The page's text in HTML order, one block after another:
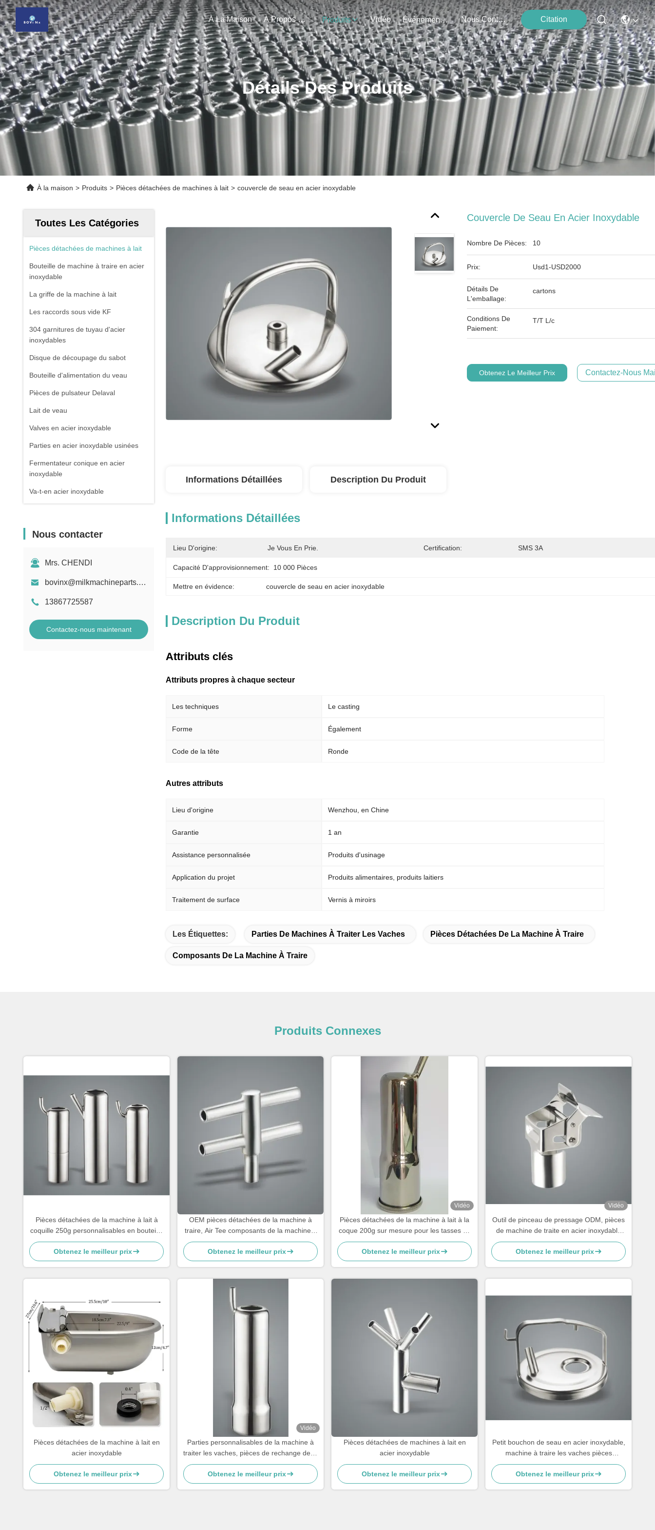
À La Maison À Propos De Nous Produits Vidéo Événements Nous Contacter Citation
Détails Des Produits
À la maison > Produits > Pièces détachées de machines à lait > couvercle de seau en acier inoxydable
Toutes Les Catégories
Pièces détachées de machines à lait
Bouteille de machine à traire en acier
inoxydable
La griffe de la machine à lait
Les raccords sous vide KF
304 garnitures de tuyau d'acier
inoxydables
Disque de découpage du sabot
Bouteille d'alimentation du veau
Pièces de pulsateur Delaval
Lait de veau
Valves en acier inoxydable
Parties en acier inoxydable usinées
Fermentateur conique en acier
inoxydable
Va-t-en acier inoxydable
Nous contacter
Mrs. CHENDI
bovinx@milkmachineparts.com
13867725587
Contactez-nous maintenant
Couvercle De Seau En Acier Inoxydable
Nombre De Pièces: 10
Prix: Usd1-USD2000
Détails De
L'emballage:
cartons
Conditions De
Paiement:
T/T L/c
Obtenez Le Meilleur Prix Contactez-Nous
Informations Détaillées Description Du Produit
Informations Détaillées
Lieu D'origine: Je Vous En Prie. Certification: SMS 3A
Capacité D'approvisionnement: 10 000 Pièces
Mettre en évidence: couvercle de seau en acier inoxydable
Description Du Produit
Attributs clés
Attributs propres à chaque secteur
Les techniques Le casting
Forme Également
Code de la tête Ronde
Autres attributs
Lieu d'origine Wenzhou, en Chine
Garantie 1 an
Assistance personnalisée Produits d'usinage
Application du projet Produits alimentaires, produits laitiers
Traitement de surface Vernis à miroirs
Les Étiquettes: Parties De Machines À Traiter Les Vaches Pièces Détachées De La Machine À Traire
Composants De La Machine À Traire
Produits Connexes
Pièces détachées de la machine à lait à
coquille 250g personnalisables en bouteille
pour chèvre
Obtenez le meilleur prix
OEM pièces détachées de la machine à
traire, Air Tee composants de la machine à
traire
Obtenez le meilleur prix
Vidéo
Pièces détachées de la machine à lait à la
coque 200g sur mesure pour les tasses de
thé.
Obtenez le meilleur prix
Vidéo
Outil de pinceau de pressage ODM, pièces
de machine de traite en acier inoxydable
pour vaches
Obtenez le meilleur prix
Pièces détachées de la machine à lait en
acier inoxydable
Obtenez le meilleur prix
Vidéo
Parties personnalisables de la machine à
traiter les vaches, pièces de rechange de la
machine à traiter les vaches, tasses à
sucre
Obtenez le meilleur prix
Pièces détachées de machines à lait en
acier inoxydable
Obtenez le meilleur prix
Petit bouchon de seau en acier inoxydable,
machine à traire les vaches pièces
détachées
Obtenez le meilleur prix